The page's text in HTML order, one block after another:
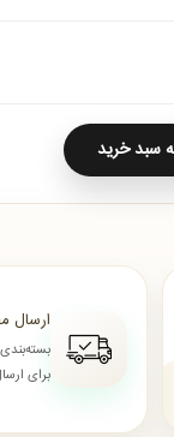
سبد خرید
ارسال
برای